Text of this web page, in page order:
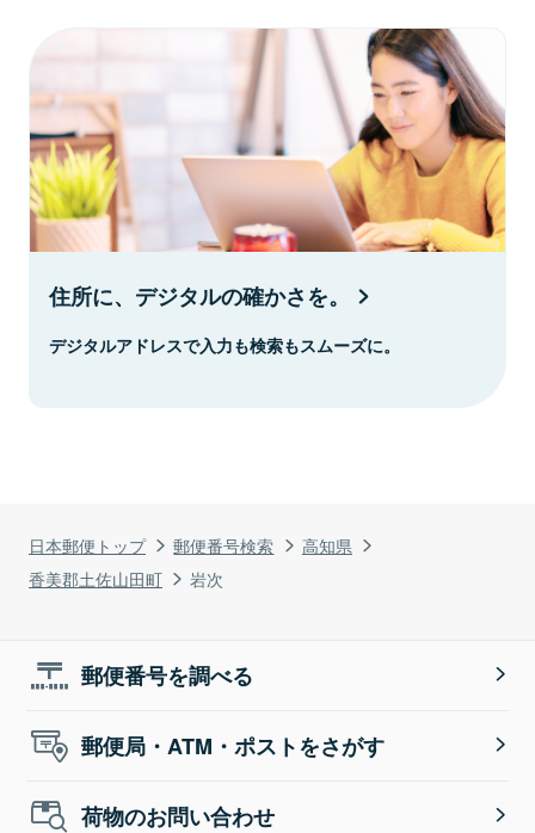
日本郵便トップ 郵便番号検索
高知県
香美郡土佐山田町
岩次
住所に、デジタルの確かさを。
デジタルアドレスで入力も検索もスムーズに。
郵便番号を調べる
郵便局・ATM・ポストをさがす
荷物のお問い合わせ